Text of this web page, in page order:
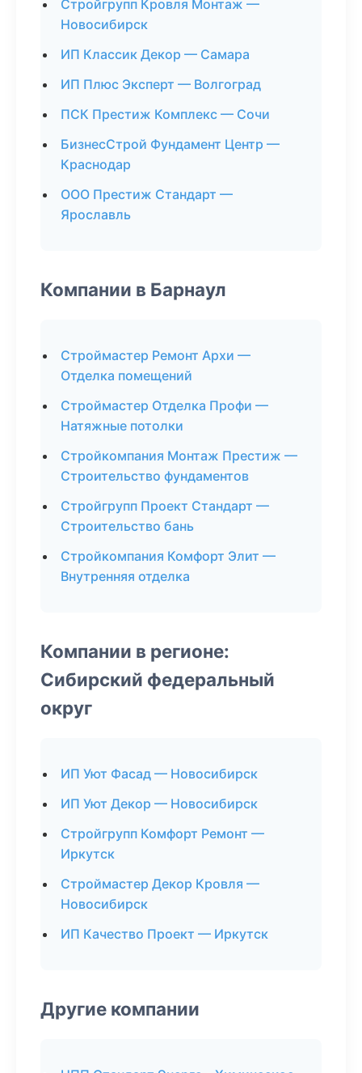
Стройгрупп Кровля Монтаж —
Новосибирск
ИП Классик Декор — Самара
ИП Плюс Эксперт — Волгоград
ПСК Престиж Комплекс — Сочи
БизнесСтрой Фундамент Центр —
Краснодар
ООО Престиж Стандарт —
Ярославль
Компании в Барнаул
Строймастер Ремонт Архи —
Отделка помещений
Строймастер Отделка Профи —
Натяжные потолки
Стройкомпания Монтаж Престиж —
Строительство фундаментов
Стройгрупп Проект Стандарт —
Строительство бань
Стройкомпания Комфорт Элит —
Внутренняя отделка
Компании в регионе:
Сибирский федеральный
округ
ИП Уют Фасад — Новосибирск
ИП Уют Декор — Новосибирск
Стройгрупп Комфорт Ремонт —
Иркутск
Строймастер Декор Кровля —
Новосибирск
ИП Качество Проект — Иркутск
Другие компании